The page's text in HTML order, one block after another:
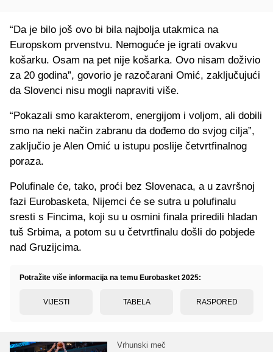
“Da je bilo još ovo bi bila najbolja utakmica na
Europskom prvenstvu. Nemoguće je igrati ovakvu
košarku. Osam na pet nije košarka. Ovo nisam doživio
za 20 godina”, govorio je razočarani Omić, zaključujući
da Slovenci nisu mogli napraviti više.
“Pokazali smo karakterom, energijom i voljom, ali dobili
smo na neki način zabranu da dođemo do svjog cilja”,
zaključio je Alen Omić u istupu poslije četvrtfinalnog
poraza.
Polufinale će, tako, proći bez Slovenaca, a u završnoj
fazi Eurobasketa, Nijemci će se sutra u polufinalu
sresti s Fincima, koji su u osmini finala priredili hladan
tuš Srbima, a potom su u četvrtfinalu došli do pobjede
nad Gruzijcima.
Potražite više informacija na temu Eurobasket 2025:
VIJESTI TABELA RASPORED
Vrhunski meč